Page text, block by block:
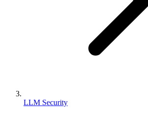
LLM Security